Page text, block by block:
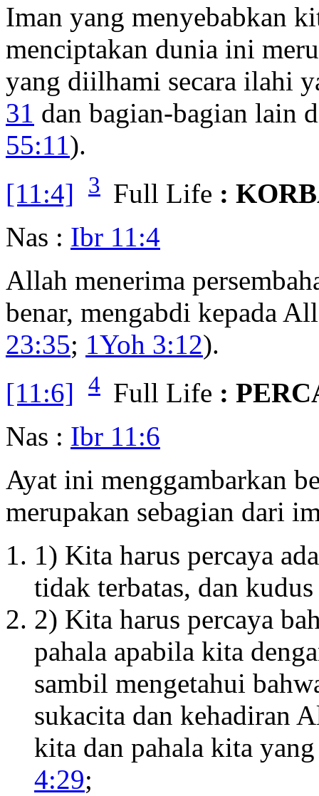
Iman yang menyebabkan
menciptakan dunia ini
yang diilhami secara ilahi
31 dan bagian-bagian lain
55:11).
[11:4]
3 Full Life :
Nas : Ibr 11:4
Allah menerima
benar, mengabdi kepada
23:35; 1Yoh 3:12).
[11:6]
4 Full Life :
Nas : Ibr 11:6
Ayat ini menggambarkan
merupakan sebagian dari
1) Kita harus percaya
tidak terbatas, dan
2) Kita harus percaya
pahala apabila kita
sambil mengetahui
sukacita dan kehadiran
kita dan pahala kita
4:29;